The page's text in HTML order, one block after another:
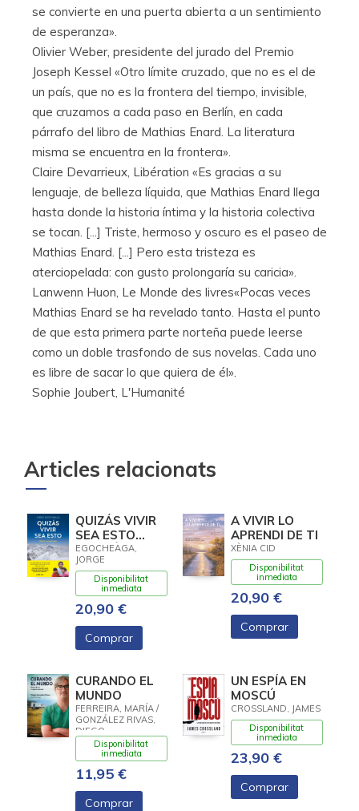
se convierte en una puerta abierta a un sentimiento
de esperanza».
Olivier Weber, presidente del jurado del Premio
Joseph Kessel «Otro límite cruzado, que no es el de
un país, que no es la frontera del tiempo, invisible,
que cruzamos a cada paso en Berlín, en cada
párrafo del libro de Mathias Enard. La literatura
misma se encuentra en la frontera».
Claire Devarrieux, Libération «Es gracias a su
lenguaje, de belleza líquida, que Mathias Enard llega
hasta donde la historia íntima y la historia colectiva
se tocan. [...] Triste, hermoso y oscuro es el paseo de
Mathias Enard. [...] Pero esta tristeza es
aterciopelada: con gusto prolongaría su caricia».
Lanwenn Huon, Le Monde des livres«Pocas veces
Mathias Enard se ha revelado tanto. Hasta el punto
de que esta primera parte norteña puede leerse
como un doble trasfondo de sus novelas. Cada uno
es libre de sacar lo que quiera de él».
Sophie Joubert, L'Humanité
Articles relacionats
QUIZÁS VIVIR
SEA ESTO
(EDICIÓN
ACTUALIZADA)
EGOCHEAGA,
JORGE
Disponibilitat
inmediata
20,90 €
Comprar
A VIVIR LO
APRENDI DE TI
XÈNIA CID
Disponibilitat
inmediata
20,90 €
Comprar
CURANDO EL
MUNDO
FERREIRA, MARÍA /
GONZÁLEZ RIVAS,
DIEGO
Disponibilitat
inmediata
11,95 €
Comprar
UN ESPÍA EN
MOSCÚ
CROSSLAND, JAMES
Disponibilitat
inmediata
23,90 €
Comprar